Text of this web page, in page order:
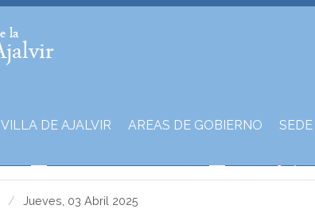
VILLA DE AJALVIR AREAS DE GOBIERNO
Jueves, 03 Abril 2025